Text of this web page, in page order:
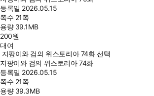
등록일 2026.05.15
쪽수 21쪽
용량 39.1MB
200원
대여
지팡이와 검의 위스토리아 74화 선택
지팡이와 검의 위스토리아 74화
등록일 2026.05.15
쪽수 21쪽
용량 39.3MB